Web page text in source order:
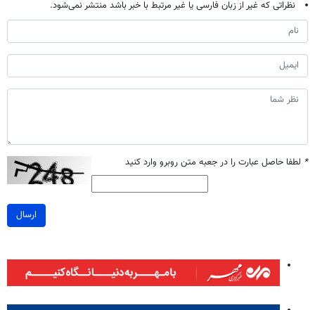
نظراتی که غیر از زبان فارسی یا غیر مرتبط با خبر باشد منتشر نمی‌شود.
* لطفا حاصل عبارت را در جعبه متن روبرو وارد کنید
ارسال